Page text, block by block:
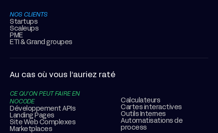
NOS CLIENTS
Startups
Scaleups
PME
ETI & Grand groupes
Au cas où vous l’auriez raté
CE QU’ON PEUT FAIRE EN
NOCODE
Développement APIs
Landing Pages
Site Web Complexes
Marketplaces
Calculateurs
Cartes interactives
Outils Internes
Automatisations de
process